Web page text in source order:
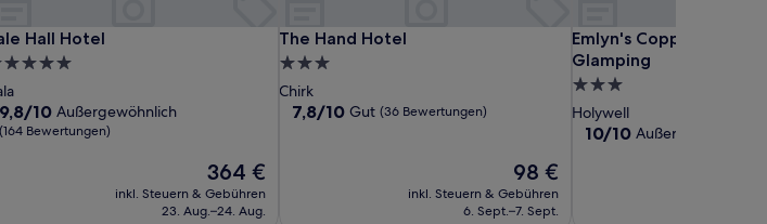
Hall Hotel
Hall Hotel
9.8
von
9,8/10 Außergewöhnlich
(164 Bewertungen)
Der
Preis
beträgt
364 €
inkl. Steuern & Gebühren
23. Aug.–24. Aug.
The Hand Hotel
The Hand Hotel
3.0-
Sterne-
Unterkunft
Chirk
7.8
7,8/10 Gut (36 Bewertungen)
Der
Preis
beträgt
98 €
inkl. Steuern & Gebühren
6. Sept.–7. Sept.
Emlyn's Coppice -
Glamping
Emlyn's Coppice -
3.0-
Sterne-
Unterkunft
Holywell
10.0
10/10 Außergewöhnlich